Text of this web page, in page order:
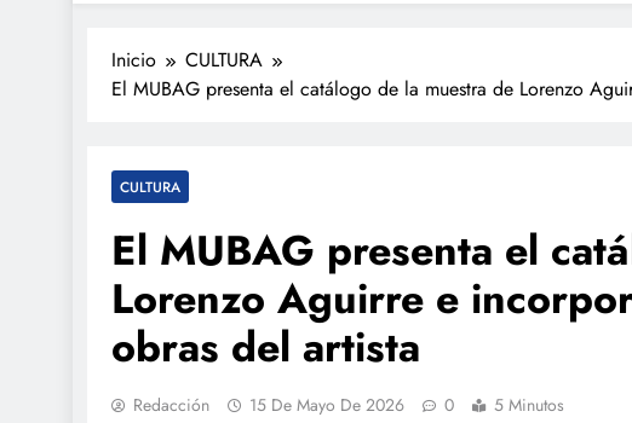
Inicio
CULTURA
El MUBAG presenta el catálogo de la muestra de Lorenzo
CULTURA
El MUBAG presenta el
Lorenzo Aguirre e
obras del artista
Redacción 15 De Mayo De 2026 0 5 Minutos